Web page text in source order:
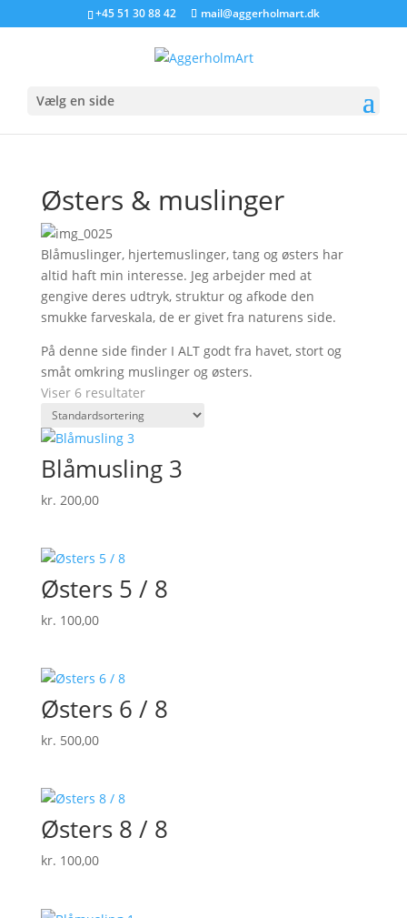
+45 51 30 88 42 mail@aggerholmart.dk
Vælg en side
Østers & muslinger
Blåmuslinger, hjertemuslinger, tang og østers har
altid haft min interesse. Jeg arbejder med at
gengive deres udtryk, struktur og afkode den
smukke farveskala, de er givet fra naturens side.
På denne side finder I ALT godt fra havet, stort og
småt omkring muslinger og østers.
Viser 6 resultater
Blåmusling 3
kr. 200,00
Østers 5 / 8
kr. 100,00
Østers 6 / 8
kr. 500,00
Østers 8 / 8
kr. 100,00